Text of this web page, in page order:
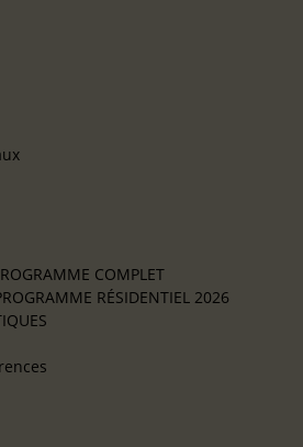
COMPLET
RÉSIDENTIEL 2026